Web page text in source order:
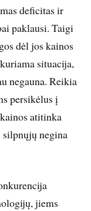
deficitas ir
paklausi. Taigi
dėl jos kainos
situacija,
negauna. Reikia
persikėlus į
atitinka
negina
jiems